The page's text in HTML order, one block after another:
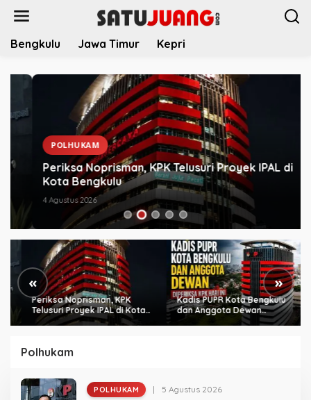
Bengkulu Jawa Timur Kepri
POLHUKAM
Periksa Noprisman, KPK Telusuri Proyek IPAL di
Kota Bengkulu
4 Agustus 2026
« »
Periksa Noprisman, KPK
Telusuri Proyek IPAL di Kota
Bengkulu
Kadis PUPR Kota Bengkulu
dan Anggota Dewan
Diperiksa KPK Hari Ini
Polhukam
POLHUKAM | 5 Agustus 2026
O